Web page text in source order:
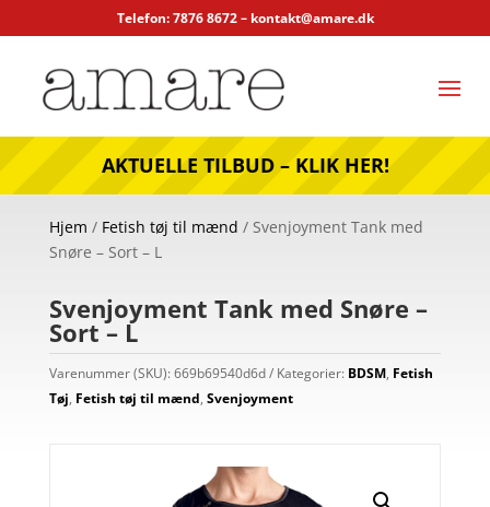
Telefon: 7876 8672 – kontakt@amare.dk
AKTUELLE TILBUD – KLIK HER!
Hjem / Fetish tøj til mænd / Svenjoyment Tank med
Snøre – Sort – L
Svenjoyment Tank med Snøre –
Sort – L
Varenummer (SKU):669b69540d6d Kategorier: BDSM, Fetish
Tøj, Fetish tøj til mænd, Svenjoyment